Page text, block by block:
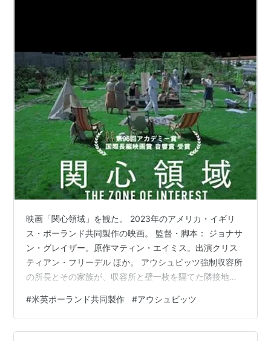
映画「関心領域」を観た。 2023年のアメリカ・イギリ
ス・ポーランド共同製作の映画。 監督・脚本： ジョナサ
ン・グレイザー。原作マティン・エイミス。出演クリス
ティアン・フリーデル ほか。 アウシュビッツ強制収容所
の所長とその家族が、収容所と壁一枚を隔てた隣接地に
て残酷なことが行われている収容所のすぐ隣で、あまり
に平和で幸福そうな生活が営まれる。その異常さに息が
詰まるほどの緊迫感を感じる。 収容所長はどこにでもい
#米英ポーランド共同製作 #アウシュビッツ